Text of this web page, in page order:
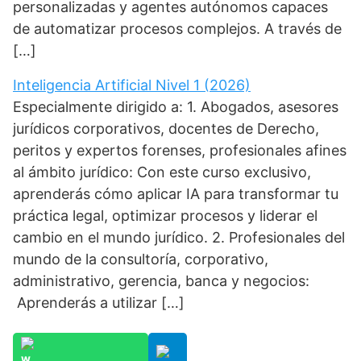
personalizadas y agentes autónomos capaces
de automatizar procesos complejos. A través de
[…]
Inteligencia Artificial Nivel 1 (2026)
Especialmente dirigido a: 1. Abogados, asesores
jurídicos corporativos, docentes de Derecho,
peritos y expertos forenses, profesionales afines
al ámbito jurídico: Con este curso exclusivo,
aprenderás cómo aplicar IA para transformar tu
práctica legal, optimizar procesos y liderar el
cambio en el mundo jurídico. 2. Profesionales del
mundo de la consultoría, corporativo,
administrativo, gerencia, banca y negocios:
Aprenderás a utilizar […]